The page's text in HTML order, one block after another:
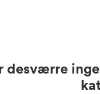
desværre